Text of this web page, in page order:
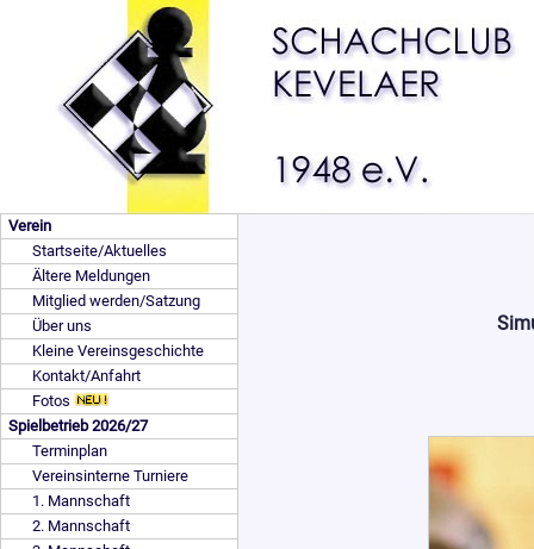
Verein
Startseite/Aktuelles
Ältere Meldungen
Mitglied werden/Satzung
Über uns
Kleine Vereinsgeschichte
Kontakt/Anfahrt
Fotos
Spielbetrieb 2026/27
Terminplan
Vereinsinterne Turniere
1. Mannschaft
2. Mannschaft